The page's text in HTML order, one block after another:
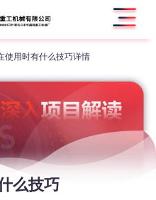
使用时有什么技巧详情
么技巧